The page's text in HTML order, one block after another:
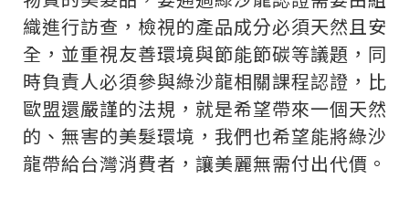
織進行訪查，檢視的產品成分必須天然且安
全，並重視友善環境與節能節碳等議題，同
時負責人必須參與綠沙龍相關課程認證，比
歐盟還嚴謹的法規，就是希望帶來一個天然
的、無害的美髮環境，我們也希望能將綠沙
龍帶給台灣消費者，讓美麗無需付出代價。